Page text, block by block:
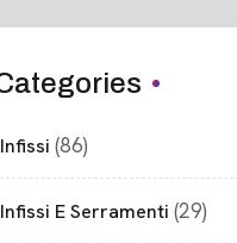
Infissi (86)
Infissi E Serramenti (29)